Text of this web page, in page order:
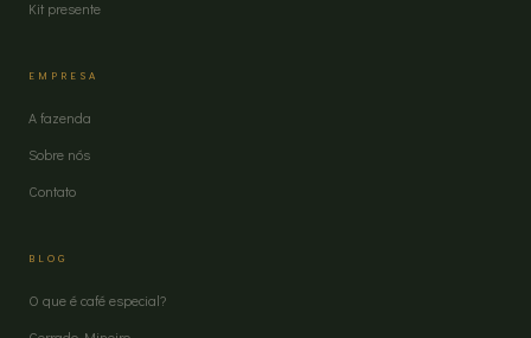
Kit presente
EMPRESA
A fazenda
Sobre nós
Contato
BLOG
O que é café especial?